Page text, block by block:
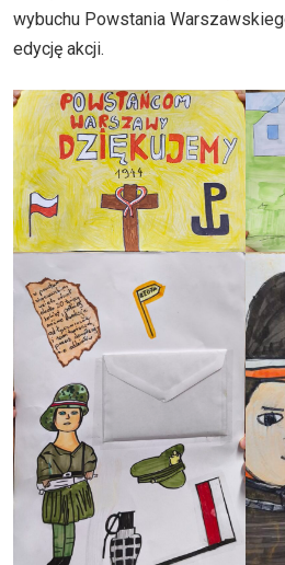
wybuchu Powstania
edycję akcji.